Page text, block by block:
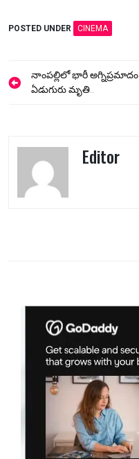
POSTED UNDER CINEMA
Post
navigation
నాంపల్లిలో భారీ అగ్నిప్రమాదం..
ఏడుగురు మృతి..
Editor